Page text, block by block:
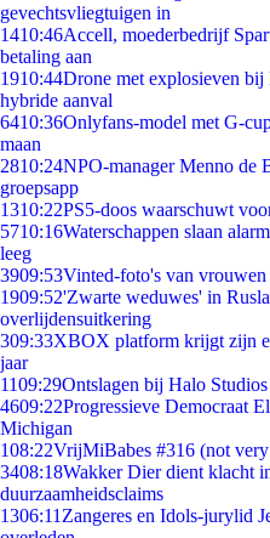
gevechtsvliegtuigen in
1410:46Accell, moederbedrijf
betaling aan
1910:44Drone met explosieven
hybride aanval
6410:36Onlyfans-model met G-
maan
2810:24NPO-manager Menno de
groepsapp
1310:22PS5-doos waarschuwt
5710:16Waterschappen slaan
leeg
3909:53Vinted-foto's van vrouwen
1909:52'Zwarte weduwes' in
overlijdensuitkering
309:33XBOX platform krijgt zijn
jaar
1109:29Ontslagen bij Halo
4609:22Progressieve Democraat
Michigan
108:22VrijMiBabes #316 (not
3408:18Wakker Dier dient klacht
duurzaamheidsclaims
1306:11 Zangeres en Idols-jurylid